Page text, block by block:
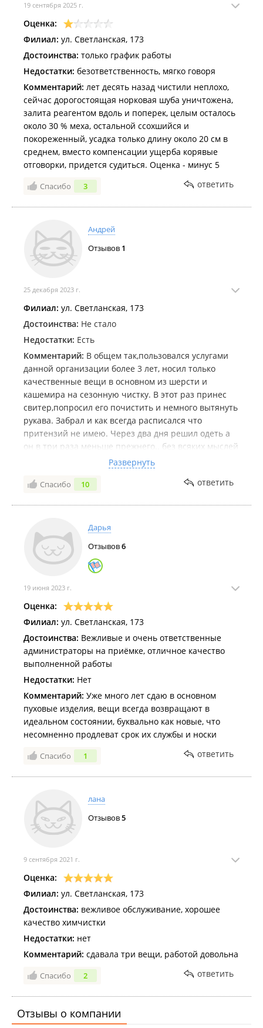
19 сентября 2025 г.
Оценка:
Филиал: ул. Светланская, 173
Достоинства: только график работы
Недостатки: безответственность, мягко говоря
Комментарий: лет десять назад чистили неплохо,
сейчас дорогостоящая норковая шуба уничтожена,
залита реагентом вдоль и поперек, целым осталось
около 30 % меха, остальной ссохшийся и
покореженный, усадка только длину около 20 см в
среднем, вместо компенсации ущерба корявые
отговорки, придется судиться. Оценка - минус 5
Спасибо 3 ответить
Андрей
Отзывов 1
25 декабря 2023 г.
Филиал: ул. Светланская, 173
Достоинства: Не стало
Недостатки: Есть
Комментарий: В общем так,пользовался услугами
данной организации более 3 лет, носил только
качественные вещи в основном из шерсти и
кашемира на сезонную чистку. В этот раз принес
свитер,попросил его почистить и немного вытянуть
рукава. Забрал и как всегда расписался что
притензий не имею. Через два дня решил одеть а
он в три раза меньше прежнего.. без всяких мыслей
поехал отдать для переделки,НО.. по приезду был
не услышан,в ответ начал слушать всякие
откорячки это не мы,это мы не знаем, бирки
доверяю вам вещи от 50.000 рублей.. а вы так?
Далее решил продемонстрировать свитер на себе,а
он на мне как топик!! Спрашиваю-думаете я так в
нем все время ходил?) сказали что вытянули а что с
ним произошло они не знают и им не интересно.
Цена вопроса 1000₽.. для постоянного клиента!
Итог: химчистку я меняю.вам доверия ноль,ни какой
клиентоориентированности,и сотрудники,которые
вобще не знают что это! Компания испортилась!
Развернуть
Спасибо 10 ответить
Дарья
Отзывов6
19 июня 2023 г.
Оценка:
Филиал: ул. Светланская, 173
Достоинства: Вежливые и очень ответственные
администраторы на приёмке, отличное качество
выполненной работы
Недостатки: Нет
Комментарий: Уже много лет сдаю в основном
пуховые изделия, вещи всегда возвращают в
идеальном состоянии, буквально как новые, что
несомненно продлеват срок их службы и носки
Спасибо 1 ответить
лана
Отзывов5
9 сентября 2021 г.
Оценка:
Филиал: ул. Светланская, 173
Достоинства: вежливое обслуживание, хорошее
качество химчистки
Недостатки: нет
Комментарий: сдавала три вещи, работой довольна
Спасибо 2 ответить
Отзывы о компании